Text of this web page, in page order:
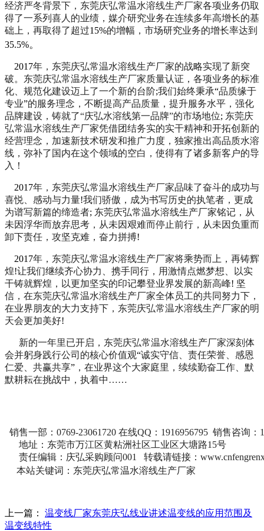
经济严冬背景下，东莞庆弘常温水溶线生产厂家各项业务仍取
得了一系列喜人的业绩，媒介研究业务在连续多年高增长的基
础上，再取得了超过15%的增幅，市场研究业务的增长率达到
35.5%。
2017年，东莞庆弘常温水溶线生产厂家的战略实现了新突
破。东莞庆弘常温水溶线生产厂家质量认证，各项业务的标准
化、规范化建设迈上了一个新的台阶;我们始终秉承“品质缘于
专业”的服务理念，不断提高产品质量，提升服务水平，强化
品牌建设，铸就了“庆弘水溶线第一品牌”的市场地位; 东莞庆
弘常温水溶线生产厂家凭借团结务实的实干精神和开拓创新的
经营理念，加速新技术研发和推广力度，独家推出高品质水溶
线，弥补了国内在这个领域的空白，使得有了诸多新客户的导
入！
2017年，东莞庆弘常温水溶线生产厂家品味了奋斗的成功与
喜悦、感动与力量!我们骄傲，成为书写历史的执笔者，更成
为谱写新篇的缔造者; 东莞庆弘常温水溶线生产厂家铭记，从
未因浮华而放弃思考，从未因艰难而停止前行，从未因负重而
卸下责任，攻坚克难，奋力拼搏!
2017年，东莞庆弘常温水溶线生产厂家将乘势而上，再铸辉
煌!让我们继续齐心协力、携手同行，用激情点燃梦想、以实
干铸就辉煌，以更加坚实的印记攀登业界发展的新高峰! 坚
信，在东莞庆弘常温水溶线生产厂家全体员工的共同努力下，
在业界朋友的大力支持下，东莞庆弘常温水溶线生产厂家的明
天会更加美好!
新的一年里已开启，东莞庆弘常温水溶线生产厂家深刻体
会并躬身践行公司的核心价值观“诚实守信、责任荣誉、感恩
仁爱、共赢共享” ，在业界这个大家庭里，续续勤奋工作、默
默耕耘在挑战中，执着中……
销售一部：0769-23061720 在线QQ：1916956795 销售咨询：
地址：东莞市万江区黄粘洲社区工业区大塘路15号
责任编辑：庆弘采购顾问001 转载请链接：
本站关键词： 东莞庆弘常温水溶线生产厂家
上一篇：
温变线厂家东莞庆弘线业讲述温变线的应用范围及
温变线特性